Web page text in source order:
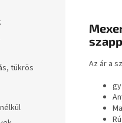
tükrös
Az ár a